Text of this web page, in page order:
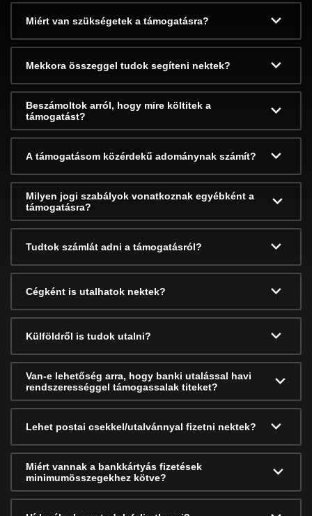
Miért van szükségetek a támogatásra?
Mekkora összeggel tudok segíteni nektek?
Beszámoltok arról, hogy mire költitek a
támogatást?
A támogatásom közérdekű adománynak számít?
Milyen jogi szabályok vonatkoznak egyébként a
támogatásra?
Tudtok számlát adni a támogatásról?
Cégként is utalhatok nektek?
Külföldről is tudok utalni?
Van-e lehetőség arra, hogy banki utalással havi
rendszerességgel támogassalak titeket?
Lehet postai csekkel/utalvánnyal fizetni nektek?
Miért vannak a bankkártyás fizetések
minimumösszegekhez kötve?